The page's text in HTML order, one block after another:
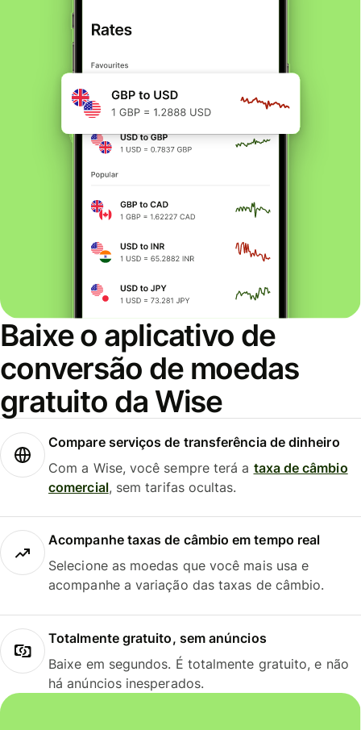
Baixe o aplicativo de
conversão de moedas
gratuito da Wise
Compare serviços de transferência de dinheiro
Com a Wise, você sempre terá a taxa de câmbio
comercial, sem tarifas ocultas.
Acompanhe taxas de câmbio em tempo real
Selecione as moedas que você mais usa e
acompanhe a variação das taxas de câmbio.
Totalmente gratuito, sem anúncios
Baixe em segundos. É totalmente gratuito, e não
há anúncios inesperados.